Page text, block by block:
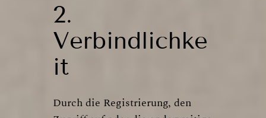
2.
Verbindlichke
it
Durch die Registrierung, den